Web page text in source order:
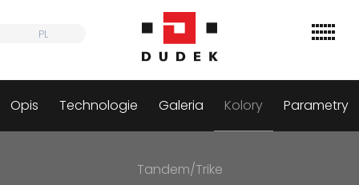
PL
Szukaj
PL
Tandem/Trike
Opis Technologie Galeria Kolory Parametry